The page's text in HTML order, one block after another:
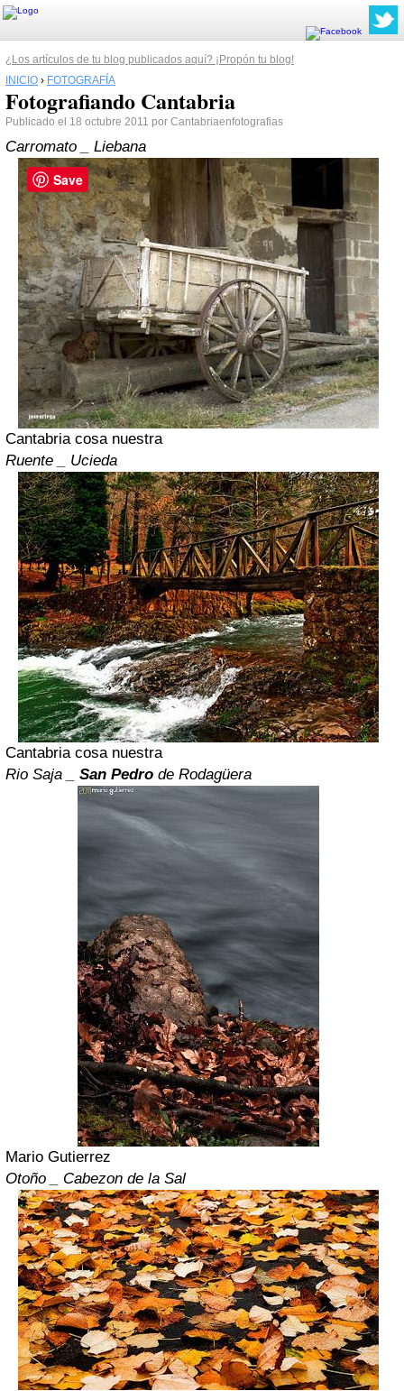
¿Los artículos de tu blog publicados aquí? ¡Propón tu blog!
INICIO › FOTOGRAFÍA
Fotografiando Cantabria
Publicado el 18 octubre 2011 por Cantabriaenfotografias
Carromato _ Liebana
Cantabria cosa nuestra
Ruente _ Ucieda
Cantabria cosa nuestra
Rio Saja _ San Pedro de Rodagüera
Mario Gutierrez
Otoño _ Cabezon de la Sal
Save